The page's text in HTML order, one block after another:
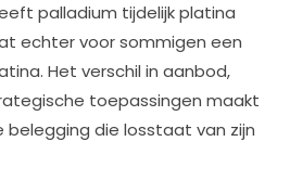
palladium tijdelijk platina
echter voor sommigen een
Het verschil in aanbod,
toepassingen maakt
die losstaat van zijn